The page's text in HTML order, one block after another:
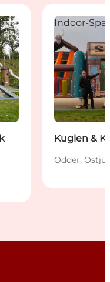
Indoor-
Kuglen &
Odder,